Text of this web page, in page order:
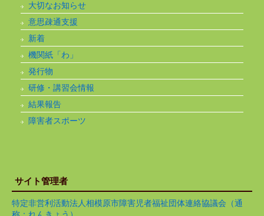
大切なお知らせ
意思疎通支援
新着
機関紙「わ」
発行物
研修・講習会情報
結果報告
障害者スポーツ
サイト管理者
特定非営利活動法人相模原市障害児者福祉団体連絡協議会（通